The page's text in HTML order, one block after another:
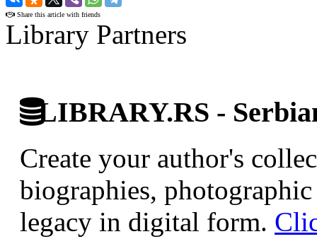
Share this article with friends
Library Partners
LIBRARY.RS -
Create your author's
biographies,
legacy in digital form.